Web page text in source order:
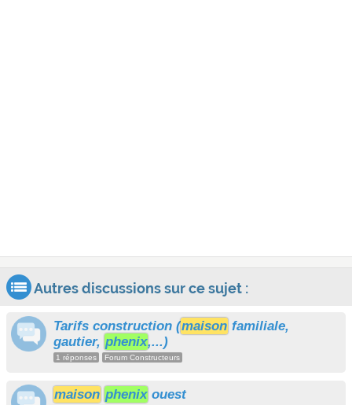
Autres discussions sur ce sujet :
Tarifs construction (maison familiale,
gautier, phenix,...)
1 réponses Forum Constructeurs
maison phenix ouest